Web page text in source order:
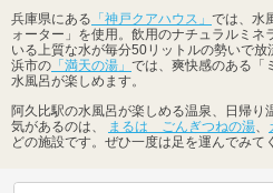
兵庫県にある 「神戸クアハウス」 では、水
ォーター」を使用。飲用のナチュラルミネ
いる上質な水が毎分50リットルの勢いで
浜市の 「満天の湯」 では、爽快感のある「
水風呂が楽しめます。
阿久比駅の水風呂が楽しめる温泉、日帰り
気があるのは、
まるは ごんぎつねの湯
どの施設です。ぜひ一度は足を運んでみて